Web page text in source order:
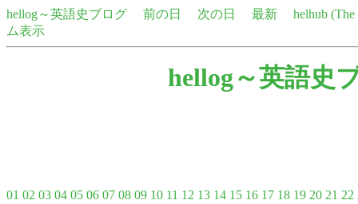
hellog～英語史ブログ 前の日 次の日 最新
helhub
ム表示
hellog～英語史
01 02 03 04 05 06 07 08 09 10 11 12 13 14 15 16 17 18 19 20 21 22